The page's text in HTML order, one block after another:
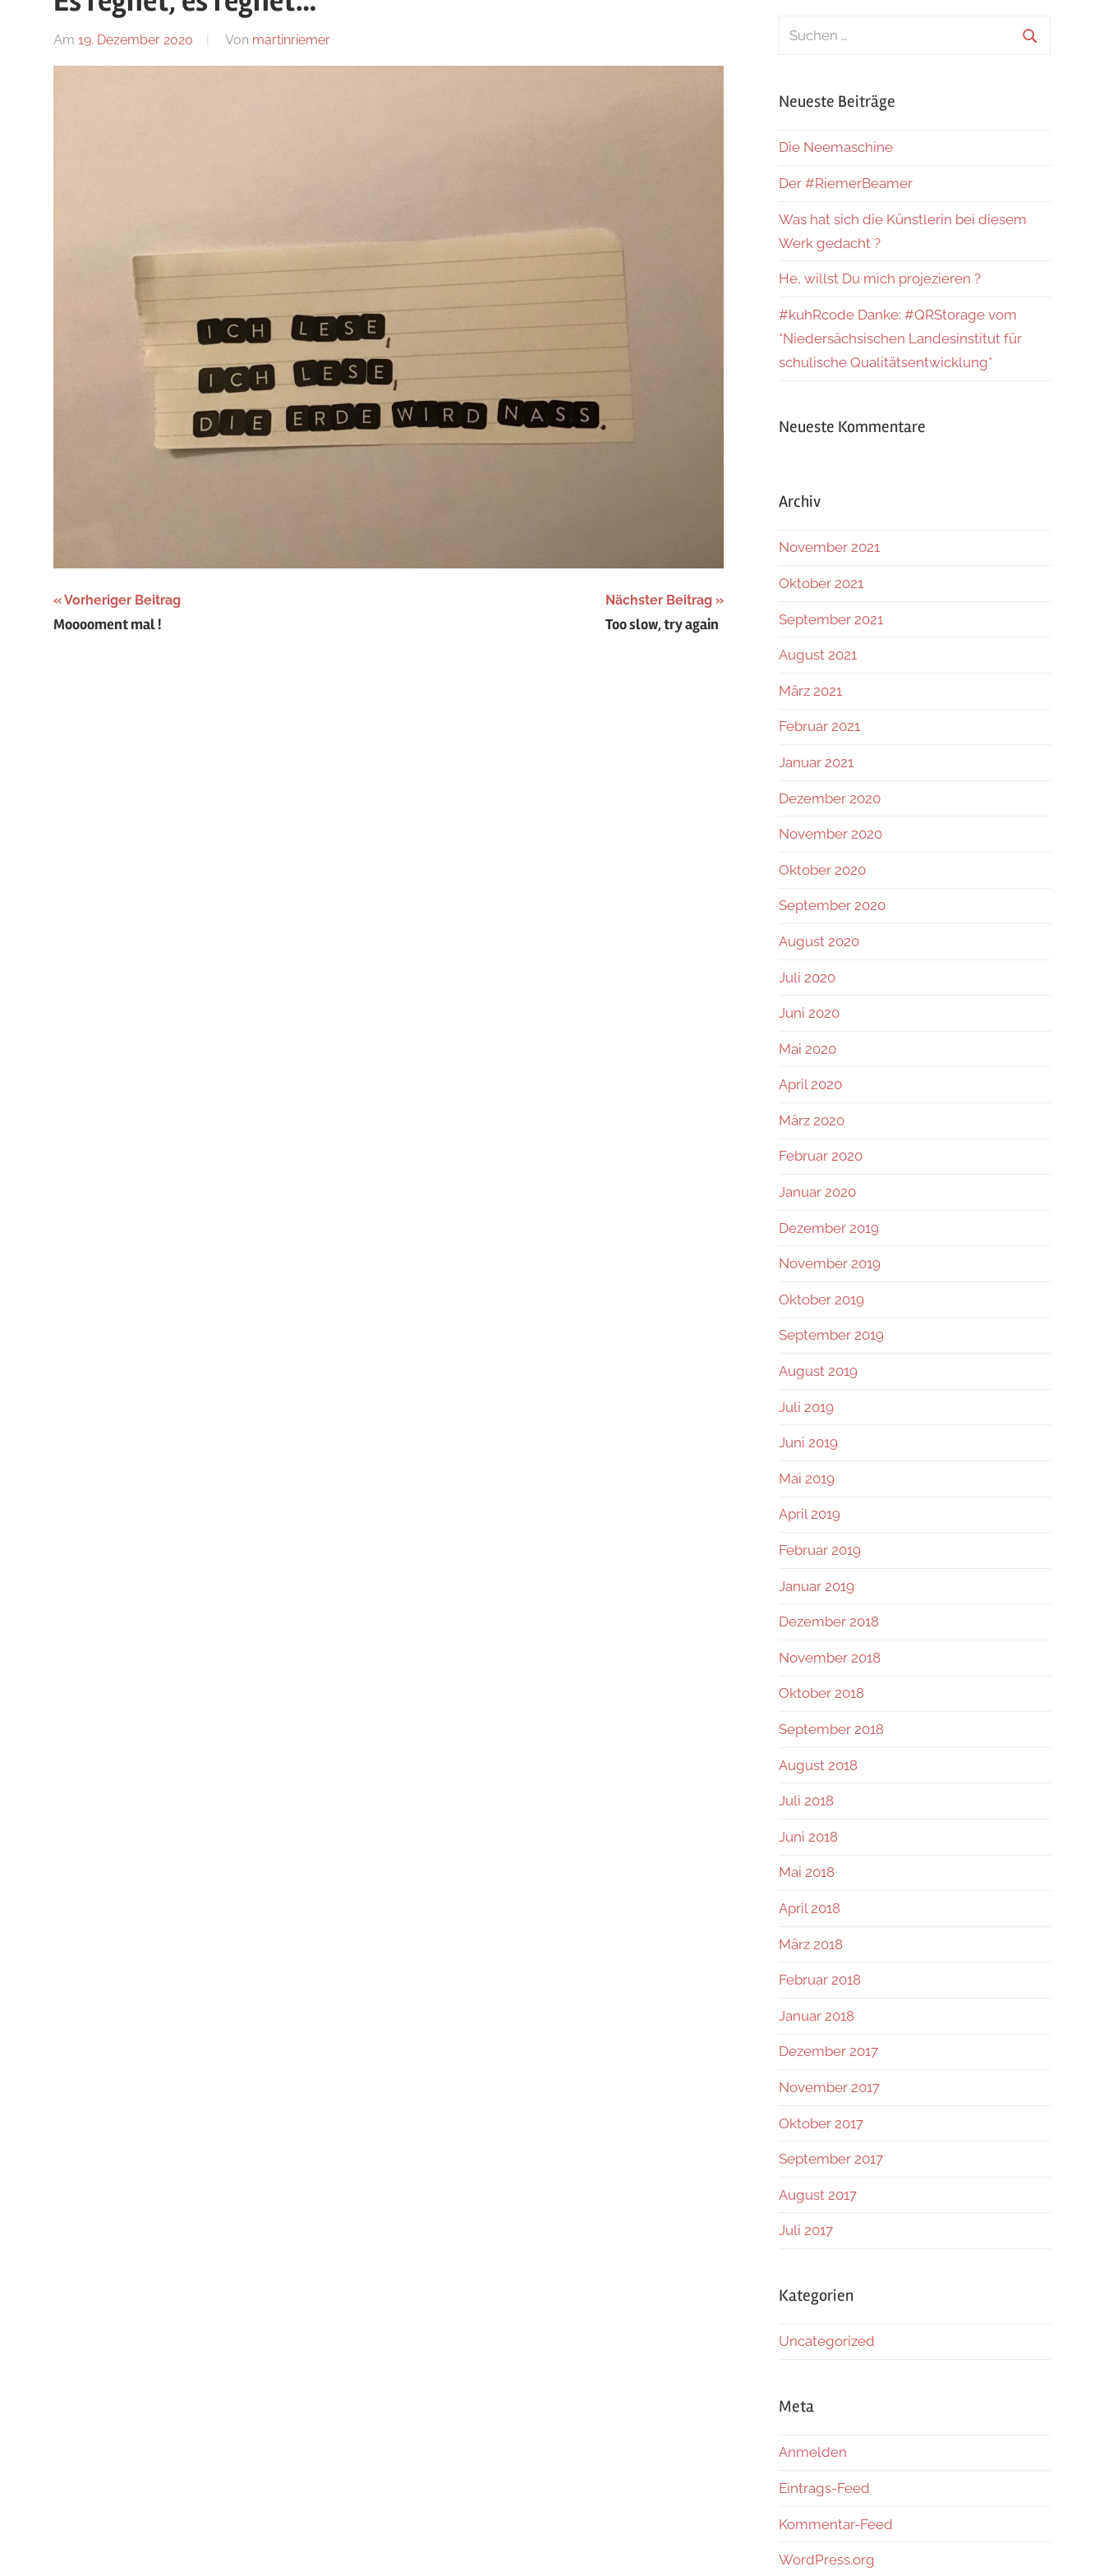
Blog
Am 19. Dezember 2020 Von martinriemerIn
Uncategorized
Beitragsnavigation
Vorheriger Beitrag
Mooooment mal !
Nächster Beitrag
Too slow, try again
Suchen
Neueste Beiträge
Die Neemaschine
Der #RiemerBeamer
Was hat sich die Künstlerin bei diesem
Werk gedacht ?
He, willst Du mich projezieren ?
#kuhRcode Danke: #QRStorage vom
*Niedersächsischen Landesinstitut für
schulische Qualitätsentwicklung*
Neueste Kommentare
Archiv
November 2021
Oktober 2021
September 2021
August 2021
März 2021
Februar 2021
Januar 2021
Dezember 2020
November 2020
Oktober 2020
September 2020
August 2020
Juli 2020
Juni 2020
Mai 2020
April 2020
März 2020
Februar 2020
Januar 2020
Dezember 2019
November 2019
Oktober 2019
September 2019
August 2019
Juli 2019
Juni 2019
Mai 2019
April 2019
Februar 2019
Januar 2019
Dezember 2018
November 2018
Oktober 2018
September 2018
August 2018
Juli 2018
Juni 2018
Mai 2018
April 2018
März 2018
Februar 2018
Januar 2018
Dezember 2017
November 2017
Oktober 2017
September 2017
August 2017
Juli 2017
Kategorien
Uncategorized
Meta
Anmelden
Eintrags-Feed
Kommentar-Feed
WordPress.org